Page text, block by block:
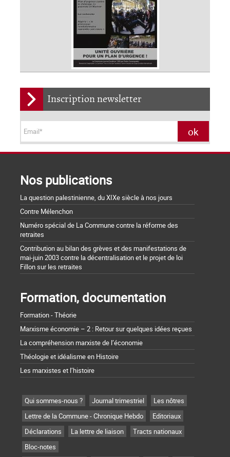
Inscription newsletter
Nos publications
La question palestinienne, du XIXe siècle à nos jours
Contre Mélenchon
Numéro spécial de La Commune contre la réforme des
retraites
Contribution au bilan des grèves et des manifestations de
mai-juin 2003 contre la décentralisation et le projet de loi
Fillon sur les retraites
Formation, documentation
Formation - Théorie
Marxisme économie – 2 : Retour sur quelques idées reçues
La compréhension marxiste de l’économie
Théologie et idéalisme en Histoire
Les marxistes et l’histoire
Qui sommes-nous ? Journal trimestriel
Les nôtres
Lettre de la Commune - Chronique Hebdo
Editoriaux
Déclarations
La lettre de liaison
Tracts nationaux
Bloc-notes